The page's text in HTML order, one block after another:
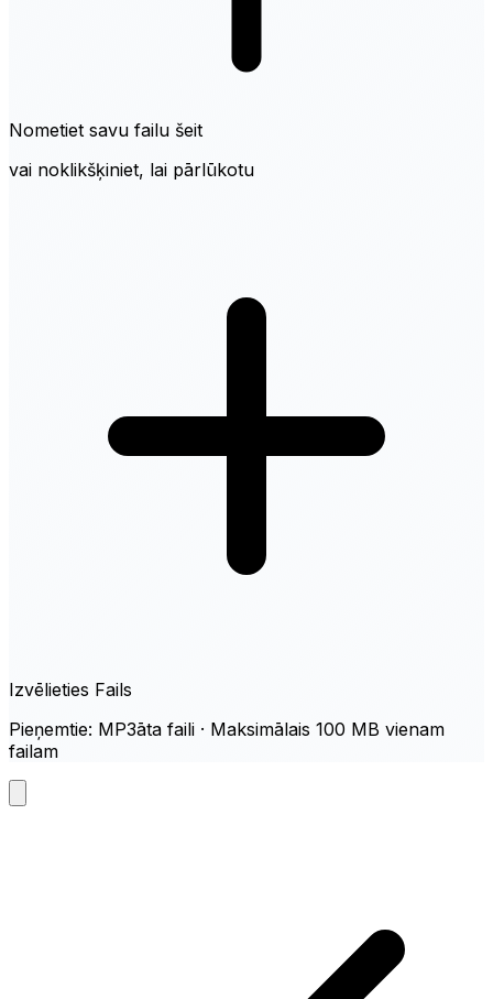
Nometiet savu failu šeit
vai noklikšķiniet, lai pārlūkotu
Izvēlieties Fails
Pieņemtie: MP3āta faili · Maksimālais 100 MB vienam
failam